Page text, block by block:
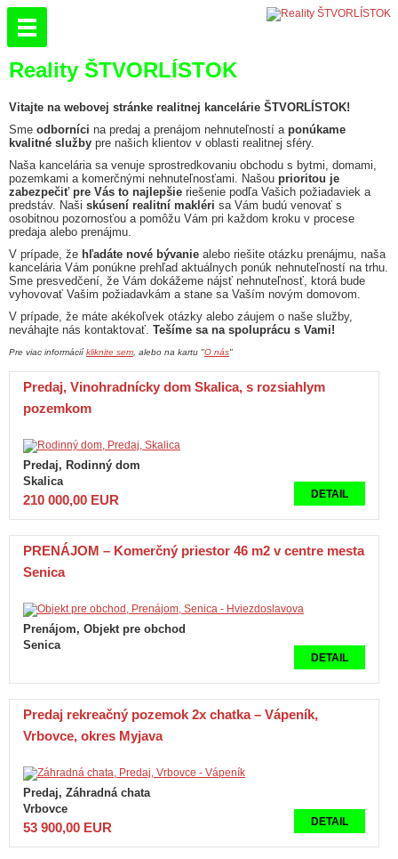
Reality ŠTVORLÍSTOK
Vitajte na webovej stránke realitnej kancelárie ŠTVORLÍSTOK!
Sme odborníci na predaj a prenájom nehnuteľností a ponúkame
kvalitné služby pre našich klientov v oblasti realitnej sféry.
Naša kancelária sa venuje sprostredkovaniu obchodu s bytmi, domami,
pozemkami a komerčnými nehnuteľnosťami. Našou prioritou je
zabezpečiť pre Vás to najlepšie riešenie podľa Vašich požiadaviek a
predstáv. Naši skúsení realitní makléri sa Vám budú venovať s
osobitnou pozornosťou a pomôžu Vám pri každom kroku v procese
predaja alebo prenájmu.
V prípade, že hľadáte nové bývanie alebo riešite otázku prenájmu, naša
kancelária Vám ponúkne prehľad aktuálnych ponúk nehnuteľností na trhu.
Sme presvedčení, že Vám dokážeme nájsť nehnuteľnosť, ktorá bude
vyhovovať Vašim požiadavkám a stane sa Vaším novým domovom.
V prípade, že máte akékoľvek otázky alebo záujem o naše služby,
neváhajte nás kontaktovať. Tešíme sa na spoluprácu s Vami!
Pre viac informáciíkliknite sem , alebo na kartu "O nás"
Predaj, Vinohradnícky dom Skalica, s rozsiahlym
pozemkom
Predaj, Rodinný dom
Skalica
210 000,00 EUR DETAIL
PRENÁJOM – Komerčný priestor 46 m2 v centre mesta
Senica
Prenájom, Objekt pre obchod
Senica
DETAIL
Predaj rekreačný pozemok 2x chatka – Vápeník,
Vrbovce, okres Myjava
Predaj, Záhradná chata
Vrbovce
53 900,00 EUR DETAIL